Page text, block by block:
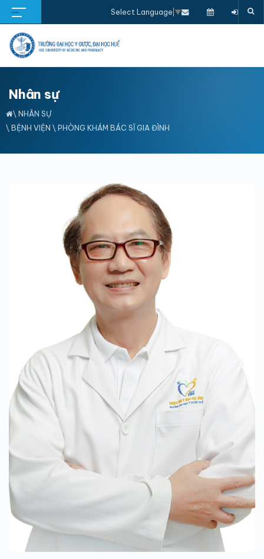
Select Language ▼
Nhân sự
\ NHÂN SỰ
\ BỆNH VIỆN \ PHÒNG KHÁM BÁC SĨ GIA ĐÌNH